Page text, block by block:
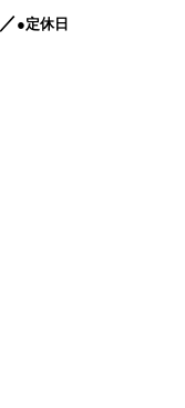
／●定休日